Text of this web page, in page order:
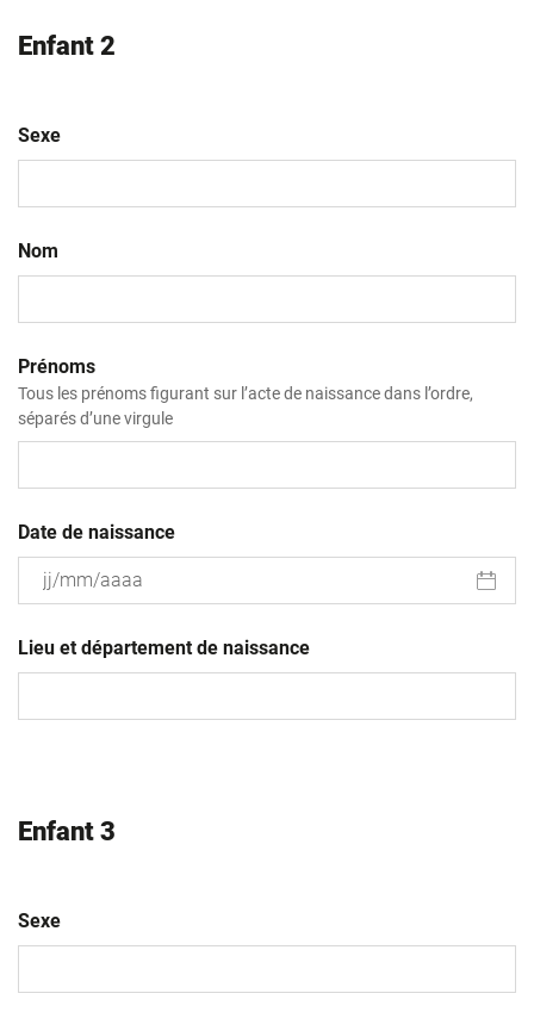
Enfant 2
Sexe
Nom
Prénoms
Tous les prénoms figurant sur l’acte de naissance dans l’ordre,
séparés d’une virgule
Date de naissance
slash
MM
Lieu et département de naissance
Enfant 3
Sexe